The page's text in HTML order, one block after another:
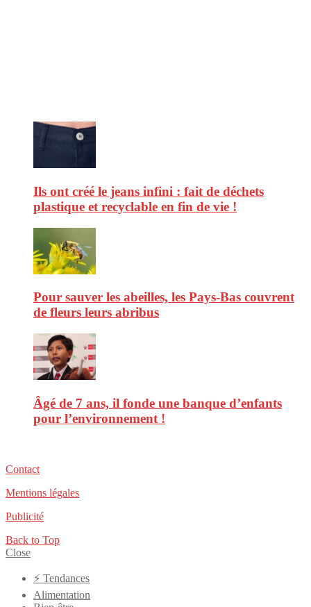
Ils ont créé le jeans infini : fait de déchets
plastique et recyclable en fin de vie !
Pour sauver les abeilles, les Pays-Bas couvrent
de fleurs leurs abribus
Âgé de 7 ans, il fonde une banque d’enfants
pour l’environnement !
Contact
Mentions légales
Publicité
Back to Top
Close
⚡️ Tendances
Alimentation